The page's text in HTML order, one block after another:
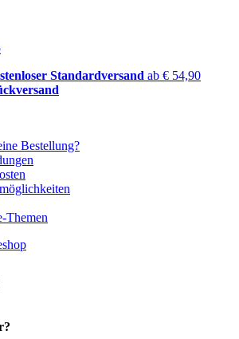
Standardversand ab € 54,90
Bestellung?
Themen